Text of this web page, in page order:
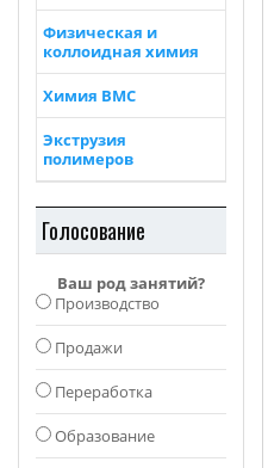
Физическая и
коллоидная химия
Химия ВМС
Экструзия
полимеров
Голосование
Ваш род занятий?
Производство
Продажи
Переработка
Образование